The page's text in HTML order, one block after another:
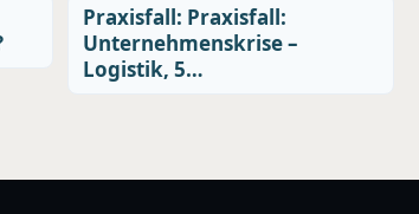
Praxisfall: Praxisfall:
Unternehmenskrise –
Logistik, 5…